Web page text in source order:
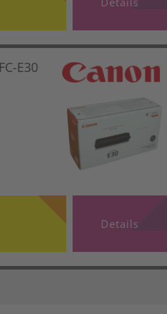
E30
Details